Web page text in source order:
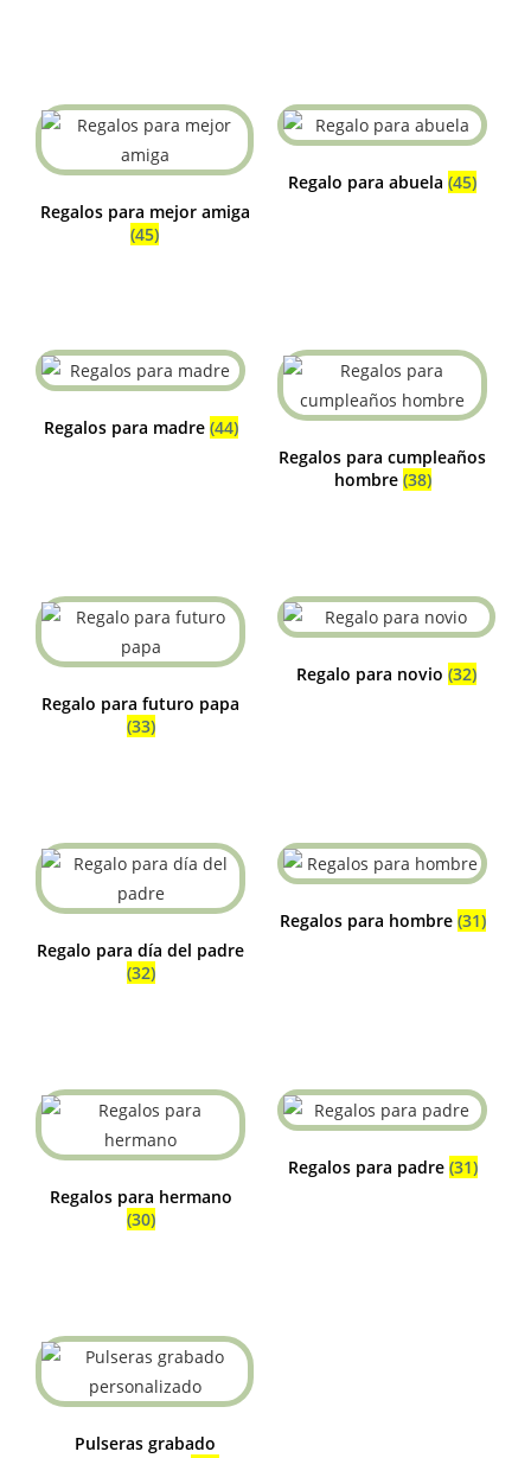
Regalos para mejor amiga
(45)
Regalo para abuela (45)
Regalos para madre (44)
Regalos para cumpleaños
hombre (38)
Regalo para futuro papa
(33)
Regalo para novio (32)
Regalo para día del padre
(32)
Regalos para hombre (31)
Regalos para hermano
(30)
Regalos para padre (31)
Pulseras grabado